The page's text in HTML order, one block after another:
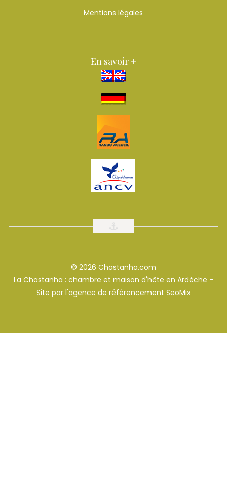
Mentions légales
En savoir +
© 2026 Chastanha.com
La Chastanha : chambre et maison d'hôte en Ardèche -
Site par l'agence de référencement SeoMix